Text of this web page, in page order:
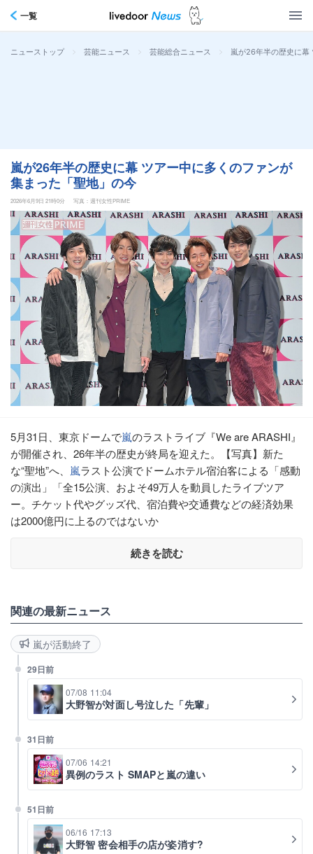
一覧
ニューストップ > 芸能ニュース > 芸能総合ニュース > 嵐が26年半の歴史に幕
嵐が26年半の歴史に幕 ツアー中に多くのファンが
集まった「聖地」の今
2026年6月9日 21時0分 写真：週刊女性PRIME
5月31日、東京ドームで嵐のラストライブ『We are ARASHI』
が開催され、26年半の歴史が終局を迎えた。【写真】新た
な“聖地”へ、 嵐ラスト公演でドームホテル宿泊客による「感動
の演出」「全15公演、およそ49万人を動員したライブツア
ー。チケット代やグッズ代、宿泊費や交通費などの経済効果
は2000億円に上るのではないか
続きを読む
関連の最新ニュース
嵐が活動終了
29日前
07/08 11:04
大野智が対面し号泣した「先輩」
31日前
07/06 14:21
異例のラスト SMAPと嵐の違い
51日前
06/16 17:13
大野智 密会相手の店が姿消す?